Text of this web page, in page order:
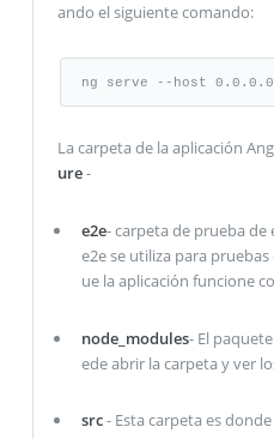
ando el siguiente comando:
ng serve --host
La carpeta de la aplicación
ure-
e2e- carpeta de prueba
e2e se utiliza para
ue la aplicación funcione
node_modules- El
ede abrir la carpeta y ver
src- Esta carpeta es